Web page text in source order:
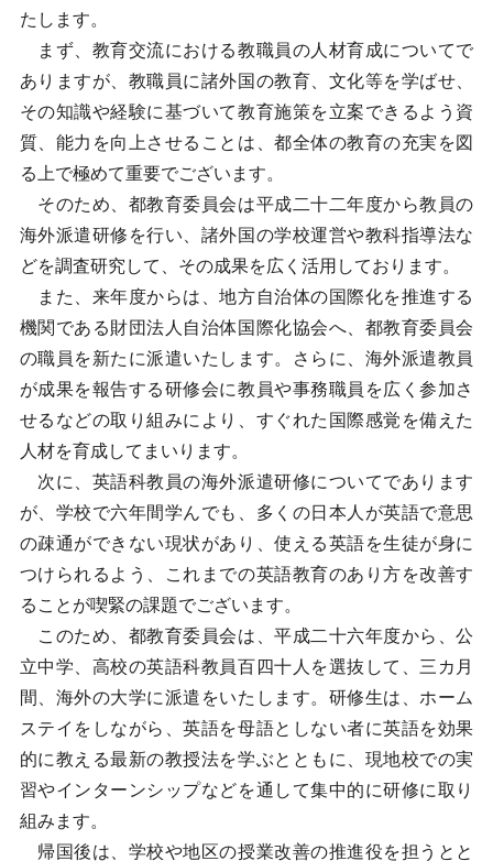
たします。
まず、教育交流における教職員の人材育成についてで
ありますが、教職員に諸外国の教育、文化等を学ばせ、
その知識や経験に基づいて教育施策を立案できるよう資
質、能力を向上させることは、都全体の教育の充実を図
る上で極めて重要でございます。
そのため、都教育委員会は平成二十二年度から教員の
海外派遣研修を行い、諸外国の学校運営や教科指導法な
どを調査研究して、その成果を広く活用しております。
また、来年度からは、地方自治体の国際化を推進する
機関である財団法人自治体国際化協会へ、都教育委員会
の職員を新たに派遣いたします。さらに、海外派遣教員
が成果を報告する研修会に教員や事務職員を広く参加さ
せるなどの取り組みにより、すぐれた国際感覚を備えた
人材を育成してまいります。
次に、英語科教員の海外派遣研修についてであります
が、学校で六年間学んでも、多くの日本人が英語で意思
の疎通ができない現状があり、使える英語を生徒が身に
つけられるよう、これまでの英語教育のあり方を改善す
ることが喫緊の課題でございます。
このため、都教育委員会は、平成二十六年度から、公
立中学、高校の英語科教員百四十人を選抜して、三カ月
間、海外の大学に派遣をいたします。研修生は、ホーム
ステイをしながら、英語を母語としない者に英語を効果
的に教える最新の教授法を学ぶとともに、現地校での実
習やインターンシップなどを通して集中的に研修に取り
組みます。
帰国後は、学校や地区の授業改善の推進役を担うとと